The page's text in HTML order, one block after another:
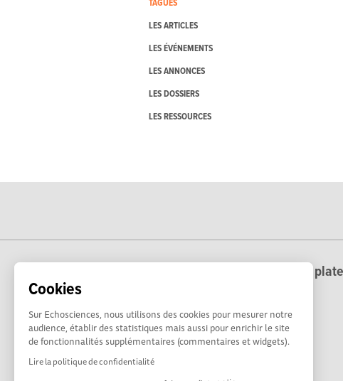
Cookies
Sur Echosciences, nous utilisons des cookies pour mesurer notre
audience, établir des statistiques mais aussi pour enrichir le site
de fonctionnalités supplémentaires (commentaires et widgets).
Lire la politique de confidentialité
TAGUÉS
LES ARTICLES
LES ÉVÉNEMENTS
LES ANNONCES
LES DOSSIERS
LES RESSOURCES
Echosciences Hauts-de-France est une